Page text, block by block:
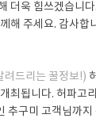
더욱 힘쓰겠습니
해 주세요. 감사합
려드리는 꿀정보!)
최됩니다. 허파고
추구미 고객님까